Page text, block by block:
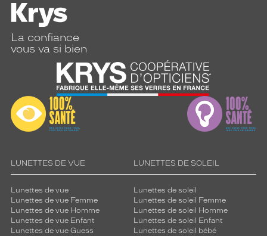
La confiance
vous va si bien
LUNETTES DE VUE
Lunettes de vue
Lunettes de vue Femme
Lunettes de vue Homme
Lunettes de vue Enfant
Lunettes de vue Guess
LUNETTES DE SOLEIL
Lunettes de soleil
Lunettes de soleil Femme
Lunettes de soleil Homme
Lunettes de soleil Enfant
Lunettes de soleil bébé